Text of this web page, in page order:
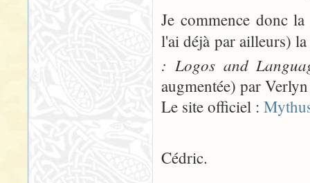
Je commence donc
l'ai déjà par ailleurs)
: Logos and
augmentée) par
Le site officiel :
Cédric.